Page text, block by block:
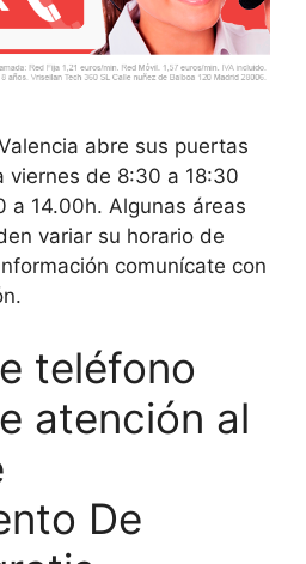
abre sus puertas
viernes de 8:30 a 18:30
a 14.00h. Algunas áreas
variar su horario de
comunícate con
teléfono
atención al
De